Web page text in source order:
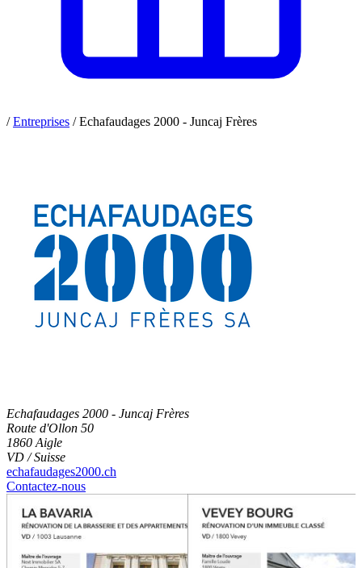
/ Entreprises /Echafaudages 2000 - Juncaj Frères
Echafaudages 2000 - Juncaj Frères
Route d'Ollon 50
1860 Aigle
VD / Suisse
echafaudages2000.ch
Contactez-nous